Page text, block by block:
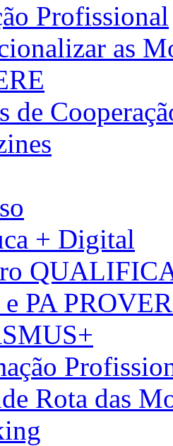
Profissional
as
de
+ Digital
PA
Rota das